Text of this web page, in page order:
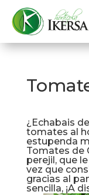
¿Echabais
tomates al
estupenda
Tomates de
perejil, que
vez que
gracias al
sencilla, ¡A